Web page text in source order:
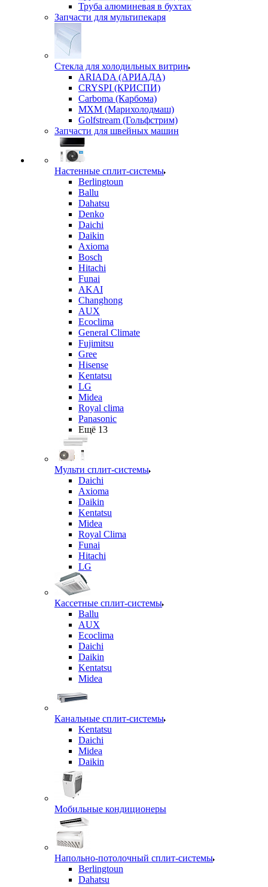
Труба алюминевая в бухтах
Запчасти для мультипекаря
Стекла для холодильных витрин
ARIADA (АРИАДА)
CRYSPI (КРИСПИ)
Carboma (Карбома)
MXM (Марихолодмаш)
Golfstream (Гольфстрим)
Запчасти для швейных машин
Настенные сплит-системы
Berlingtoun
Ballu
Dahatsu
Denko
Daichi
Daikin
Axioma
Bosch
Hitachi
Funai
AKAI
Changhong
AUX
Ecoclima
General Climate
Fujimitsu
Gree
Hisense
Kentatsu
LG
Midea
Royal clima
Panasonic
Ещё 13
Мульти сплит-системы
Daichi
Axioma
Daikin
Kentatsu
Midea
Royal Clima
Funai
Hitachi
LG
Кассетные сплит-системы
Ballu
AUX
Ecoclima
Daichi
Daikin
Kentatsu
Midea
Канальные сплит-системы
Kentatsu
Daichi
Midea
Daikin
Мобильные кондиционеры
Напольно-потолочный сплит-системы
Berlingtoun
Dahatsu